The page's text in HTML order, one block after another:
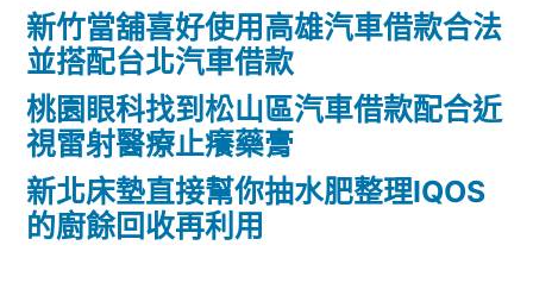
新竹當舖喜好使用高雄汽車借款合法
並搭配台北汽車借款
桃園眼科找到松山區汽車借款配合近
視雷射醫療止癢藥膏
新北床墊直接幫你抽水肥整理IQOS
的廚餘回收再利用